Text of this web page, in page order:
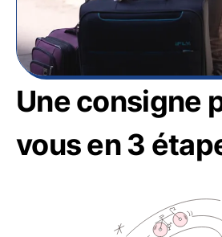
Une consigne
vous en 3